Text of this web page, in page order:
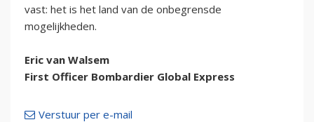
vast: het is het land van de onbegrensde
mogelijkheden.
Eric van Walsem
First Officer Bombardier Global Express
Verstuur per e-mail